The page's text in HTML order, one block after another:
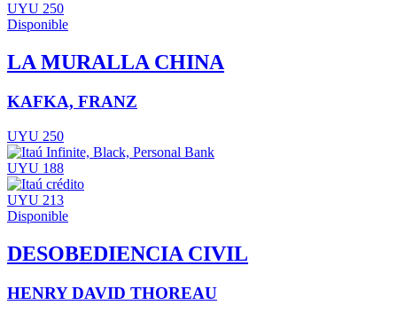
UYU 250
Disponible
LA MURALLA CHINA
KAFKA, FRANZ
UYU 250
UYU 188
UYU 213
Disponible
DESOBEDIENCIA CIVIL
HENRY DAVID THOREAU